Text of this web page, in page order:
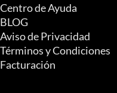
Centro de Ayuda
BLOG
Aviso de Privacidad
Términos y Condiciones
Facturación